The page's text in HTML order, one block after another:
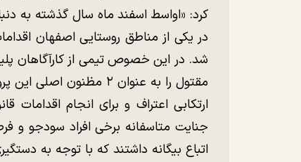
در یکی از مناطق روستایی اصفهان
شد. در این خصوص تیمی از کارآگاهان
مقتول را به عنوان ۲
ارتکابی اعتراف و برای انجام
جنایت متاسفانه برخی افراد سودجو و
اتباع بیگانه داشتند که با توجه به